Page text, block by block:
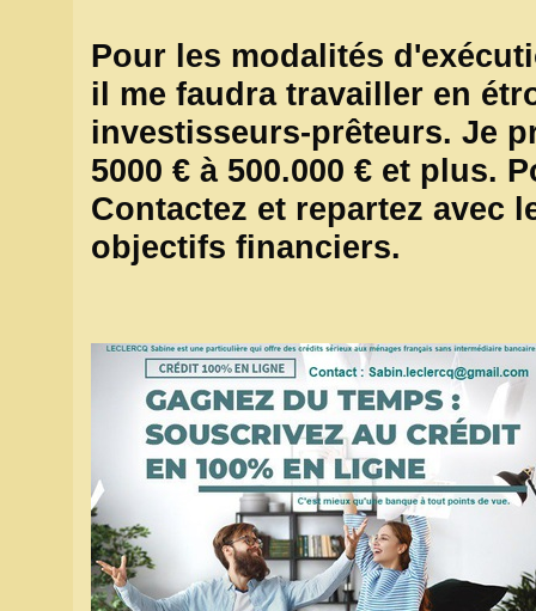
Pour les modalités
il me faudra travailler en
investisseurs-prêteurs. Je
5000 € à 500.000 € et plus.
Contactez et repartez avec
objectifs financiers.